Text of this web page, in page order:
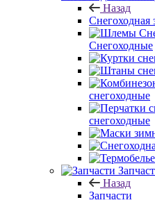
Назад
Снегоходная
Снегоходные
снегоходные
снегоходные
Назад
Запчасти